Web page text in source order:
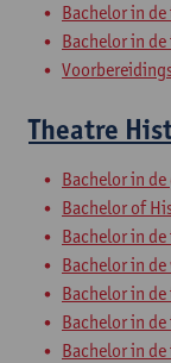
Bachelor in
Bachelor in
Theatre
Bachelor in
Bachelor of
Bachelor in
Bachelor in
Bachelor in
Bachelor in
Bachelor in